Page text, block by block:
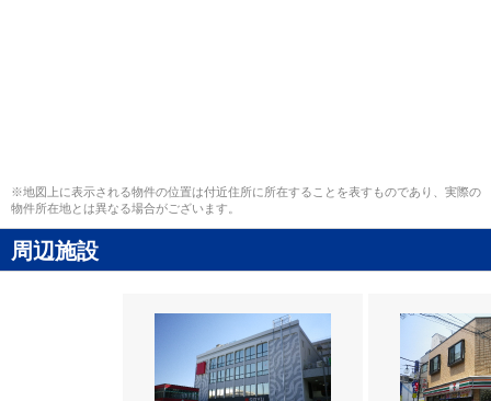
※地図上に表示される物件の位置は付近住所に所在することを表すものであり、実際の
物件所在地とは異なる場合がございます。
周辺施設